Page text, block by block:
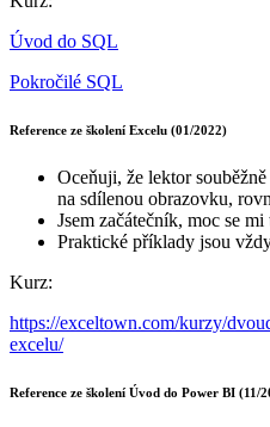
Úvod do SQL
Pokročilé SQL
Reference ze školení Excelu (01/2022)
Oceňuji, že lektor
na sdílenou obrazovku,
Jsem začátečník, moc se
Praktické příklady jsou
Kurz:
https://exceltown.com/kurzy/
excelu/
Reference ze školení Úvod do Power BI (11/